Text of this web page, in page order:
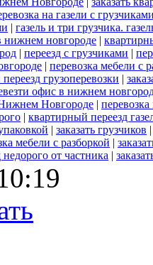
на газели с
| газель и три грузчика.
нижнем новгороде |
| переезд с грузчиками |
| перевозка мебели с
грузоперевозки |
офис в нижнем
Нижнем Новгороде |
| квартирный переезд
| заказать грузчиков
мебели с разборкой |
от частника |